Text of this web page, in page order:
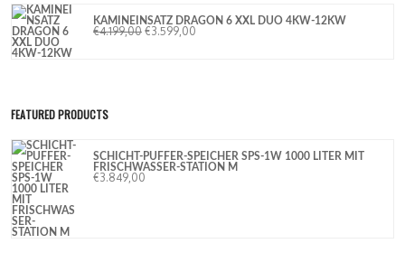
KAMINEINSATZ DRAGON 6 XXL DUO 4KW-12KW
€4.199,00 €3.599,00
FEATURED PRODUCTS
SCHICHT-PUFFER-SPEICHER SPS-1W 1000 LITER MIT
FRISCHWASSER-STATION M
€3.849,00